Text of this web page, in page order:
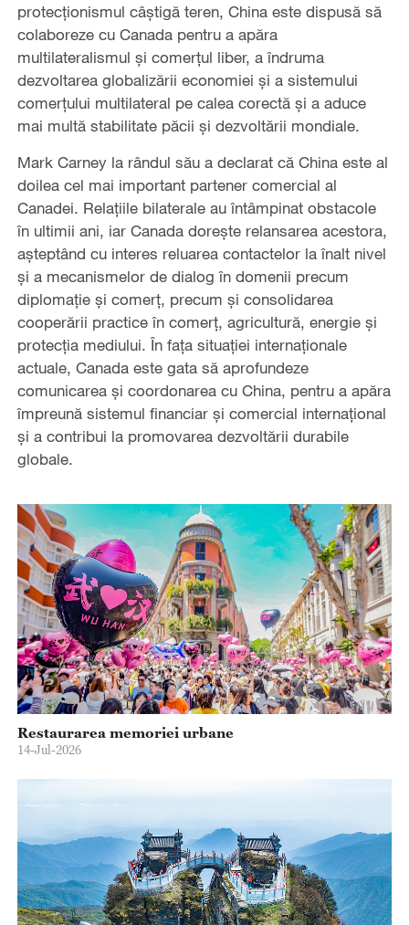
protecționismul câștigă teren, China este dispusă să
colaboreze cu Canada pentru a apăra
multilateralismul și comerțul liber, a îndruma
dezvoltarea globalizării economiei și a sistemului
comerțului multilateral pe calea corectă și a aduce
mai multă stabilitate păcii și dezvoltării mondiale.
Mark Carney la rândul său a declarat că China este al
doilea cel mai important partener comercial al
Canadei. Relațiile bilaterale au întâmpinat obstacole
în ultimii ani, iar Canada dorește relansarea acestora,
așteptând cu interes reluarea contactelor la înalt nivel
și a mecanismelor de dialog în domenii precum
diplomație și comerț, precum și consolidarea
cooperării practice în comerț, agricultură, energie și
protecția mediului. În fața situației internaționale
actuale, Canada este gata să aprofundeze
comunicarea și coordonarea cu China, pentru a apăra
împreună sistemul financiar și comercial internațional
și a contribui la promovarea dezvoltării durabile
globale.
Restaurarea memoriei urbane
14-Jul-2026